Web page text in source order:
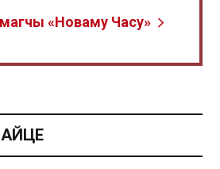
«Новаму Часу»